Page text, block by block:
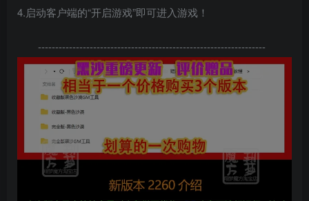
4.启动客户端的“开启游戏”即可进入游戏！
------------------------------------------------------------------